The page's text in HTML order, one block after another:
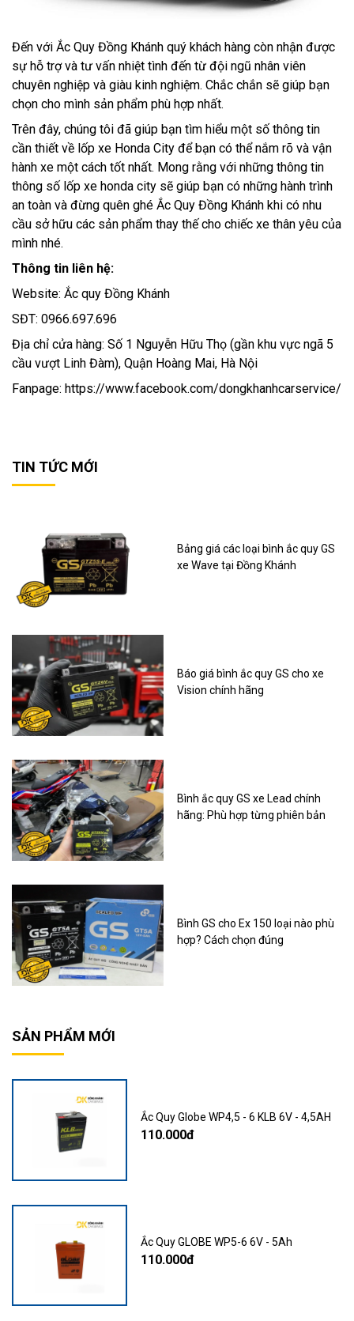
Đến với Ắc Quy Đồng Khánh quý khách hàng còn nhận được
sự hỗ trợ và tư vấn nhiệt tình đến từ đội ngũ nhân viên
chuyên nghiệp và giàu kinh nghiệm. Chắc chắn sẽ giúp bạn
chọn cho mình sản phẩm phù hợp nhất.
Trên đây, chúng tôi đã giúp bạn tìm hiểu một số thông tin
cần thiết về lốp xe Honda City để bạn có thể nắm rõ và vận
hành xe một cách tốt nhất. Mong rằng với những thông tin
thông số lốp xe honda city sẽ giúp bạn có những hành trình
an toàn và đừng quên ghé Ắc Quy Đồng Khánh khi có nhu
cầu sở hữu các sản phẩm thay thế cho chiếc xe thân yêu của
mình nhé.
Thông tin liên hệ:
Website: Ắc quy Đồng Khánh
SĐT: 0966.697.696
Địa chỉ cửa hàng: Số 1 Nguyễn Hữu Thọ (gần khu vực ngã 5
cầu vượt Linh Đàm), Quận Hoàng Mai, Hà Nội
Fanpage: https://www.facebook.com/dongkhanhcarservice/
TIN TỨC MỚI
Bảng giá các loại bình ắc quy GS
xe Wave tại Đồng Khánh
Báo giá bình ắc quy GS cho xe
Vision chính hãng
Bình ắc quy GS xe Lead chính
hãng: Phù hợp từng phiên bản
Bình GS cho Ex 150 loại nào phù
hợp? Cách chọn đúng
SẢN PHẨM MỚI
Ắc Quy Globe WP4,5 - 6 KLB 6V - 4,5AH
110.000đ
Ắc Quy GLOBE WP5-6 6V - 5Ah
110.000đ